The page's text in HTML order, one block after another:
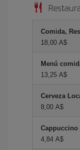
Comida,
18,00 A$
Menú
13,25 A$
Cerveza
8,00 A$
Cappuccino
4,84 A$